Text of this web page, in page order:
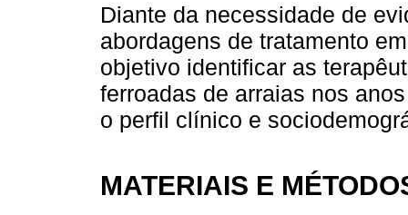
Diante da necessidade de
abordagens de tratamento
objetivo identificar as
ferroadas de arraias nos
o perfil clínico e
MATERIAIS E